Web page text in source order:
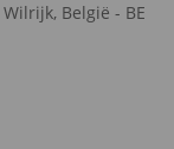
Wilrijk, België - BE